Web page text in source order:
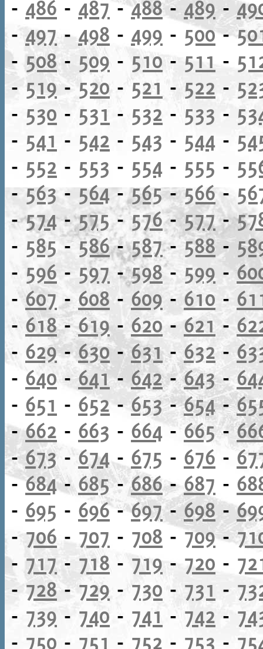
- 486 - 487-488-489-
-497 - 498 - 499 - 500-
-508-509 - 510- 511 -
-519-520 - 521 - 522 -
- 530 - 531 - 532 - 533 -
- 541 - 542 - 543 - 544 -
- 552 - 553 - 554 - 555 -
-563-564-565-566-
-574-575-576-577-
- 585-586-587-588-
- 596 - 597-598-599 -
-607 -608 - 609 - 610 -
- 618-619-620 - 621 -
- 629-630-631- 632-
- 640 -641- 642-643-
- 651 - 652-653-654-
-662 - 663 - 664- 665-
-673-674- 675 - 676 -
-684-685-686-687 -
- 695 - 696-697-698-
-706 - 707 - 708 -709-
- 717 -718 - 719- 720 -
-728-729 - 730 - 731 -
- 739 - 740 - 741 - 742 -
- 750 - 751 - 752 - 753 -